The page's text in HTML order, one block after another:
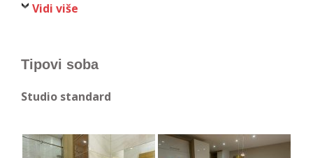
Vidi više
Tipovi soba
Studio standard